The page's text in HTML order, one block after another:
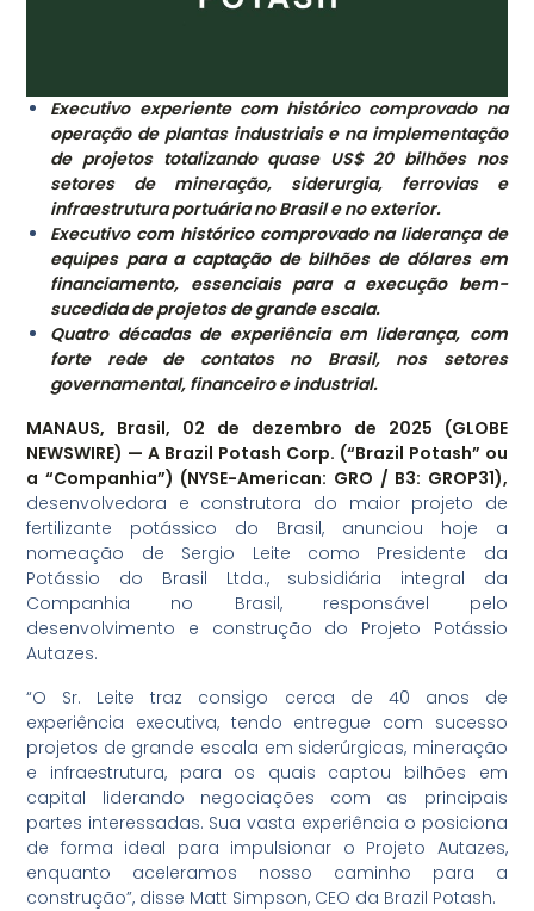
Executivo experiente com histórico comprovado na
operação de plantas industriais e na implementação
de projetos totalizando quase US$ 20 bilhões nos
setores de mineração, siderurgia, ferrovias e
infraestrutura portuária no Brasil e no exterior.
Executivo com histórico comprovado na liderança de
equipes para a captação de bilhões de dólares em
financiamento, essenciais para a execução bem-
sucedida de projetos de grande escala.
Quatro décadas de experiência em liderança, com
forte rede de contatos no Brasil, nos setores
governamental, financeiro e industrial.
MANAUS, Brasil, 02 de dezembro de 2025 (GLOBE
NEWSWIRE) — A Brazil Potash Corp. (“Brazil Potash” ou
a “Companhia”) (NYSE-American: GRO / B3: GROP31),
desenvolvedora e construtora do maior projeto de
fertilizante potássico do Brasil, anunciou hoje a
nomeação de Sergio Leite como Presidente da
Potássio do Brasil Ltda., subsidiária integral da
Companhia no Brasil, responsável pelo
desenvolvimento e construção do Projeto Potássio
Autazes.
“O Sr. Leite traz consigo cerca de 40 anos de
experiência executiva, tendo entregue com sucesso
projetos de grande escala em siderúrgicas, mineração
e infraestrutura, para os quais captou bilhões em
capital liderando negociações com as principais
partes interessadas. Sua vasta experiência o posiciona
de forma ideal para impulsionar o Projeto Autazes,
enquanto aceleramos nosso caminho para a
construção”, disse Matt Simpson, CEO da Brazil Potash.